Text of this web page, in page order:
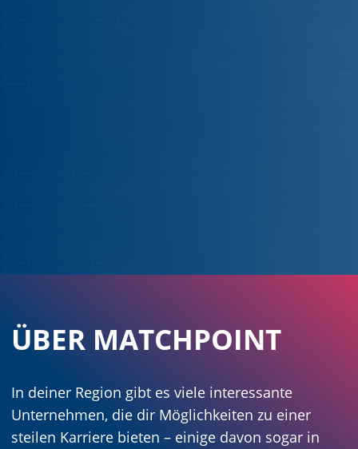
ÜBER MATCHPOINT
In deiner Region gibt es viele interessante
Unternehmen, die dir Möglichkeiten zu einer
steilen Karriere bieten – einige davon sogar in